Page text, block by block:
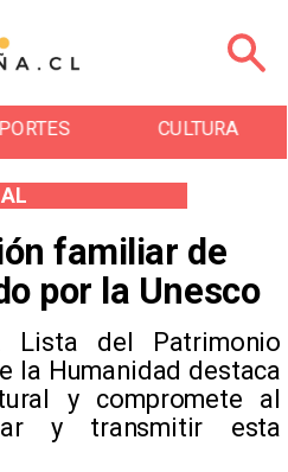
CULTURA TURISMO
familiar de
por la Unesco
del Patrimonio
la Humanidad destaca
y compromete al
y transmitir esta